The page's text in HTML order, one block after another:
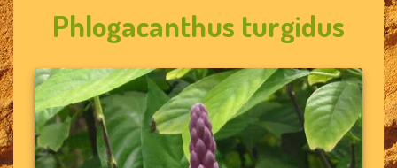
Phlogacanthus turgidus